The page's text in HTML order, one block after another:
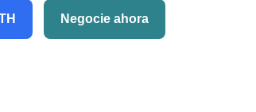
Negocie ahora